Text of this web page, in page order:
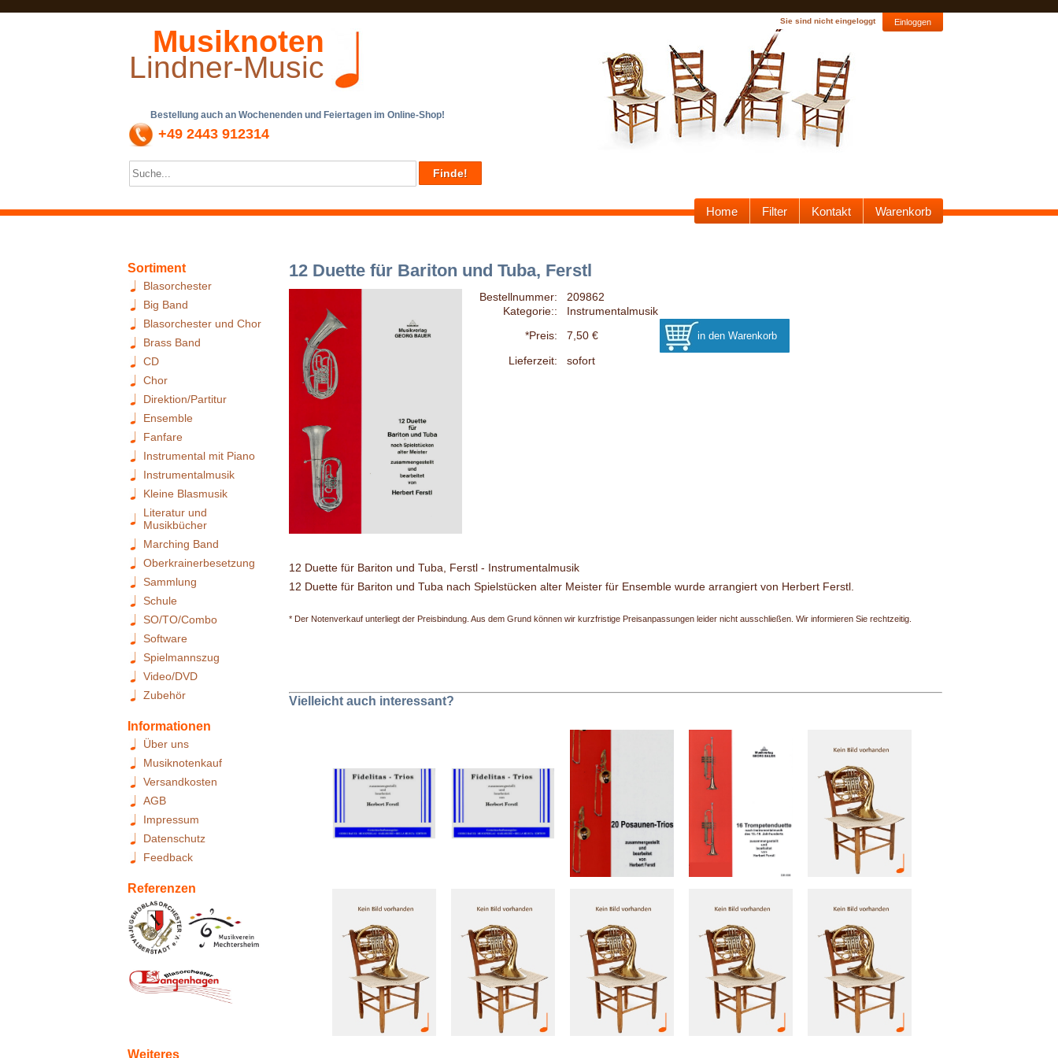
Sie sind nicht eingeloggt Einloggen
Musiknoten
Lindner-Music
Bestellung auch an Wochenenden und Feiertagen im Online-Shop!
+49 2443 912314
Home Filter Kontakt Warenkorb
Sortiment
Blasorchester
Big Band
Blasorchester und Chor
Brass Band
CD
Chor
Direktion/Partitur
Ensemble
Fanfare
Instrumental mit Piano
Instrumentalmusik
Kleine Blasmusik
Literatur und
Musikbücher
Marching Band
Oberkrainerbesetzung
Sammlung
Schule
SO/TO/Combo
Software
Spielmannszug
Video/DVD
Zubehör
Informationen
Über uns
Musiknotenkauf
Versandkosten
AGB
Impressum
Datenschutz
Feedback
Referenzen
Weiteres
12 Duette für Bariton und Tuba, Ferstl
Bestellnummer:
209862
Kategorie::
Instrumentalmusik
*Preis:
7,50 €
Lieferzeit:
sofort
12 Duette für Bariton und Tuba, Ferstl - Instrumentalmusik
12 Duette für Bariton und Tuba nach Spielstücken alter Meister für Ensemble wurde arrangiert von Herbert Ferstl.
* Der Notenverkauf unterliegt der Preisbindung. Aus dem Grund können wir kurzfristige Preisanpassungen leider nicht ausschließen. Wir informieren Sie rechtzeitig.
Vielleicht auch interessant?